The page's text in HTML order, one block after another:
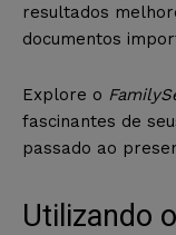
resultados
documentos
Explore o
fascinantes de
passado ao
Utilizando